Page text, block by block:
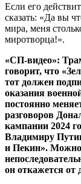
Если его
сказать: «Да вы
мира, меня
миротворца!».
«СП-видео»:
говорит, что
тот должен
оказания
постоянно
разговоров
кампании 2024
Владимиру
и Пекин». Можно
он откажется от